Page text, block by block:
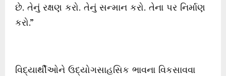
છે. તેનું રક્ષણ કરો. તેનું સન્માન કરો. તેના પર નિર્માણ
કરો.”
વિદ્યાર્થીઓને ઉદ્યોગસાહસિક ભાવના વિકસાવવા